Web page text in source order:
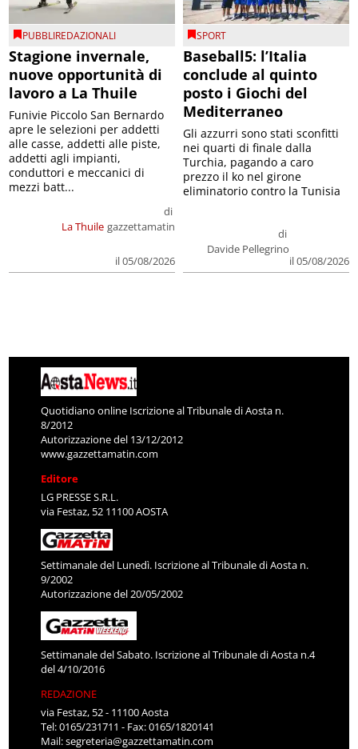
PUBBLIREDAZIONALI
Stagione invernale,
nuove opportunità di
lavoro a La Thuile
La Thuile
di
gazzettamatin
il 05/08/2026
Funivie Piccolo San Bernardo
apre le selezioni per addetti
alle casse, addetti alle piste,
addetti agli impianti,
conduttori e meccanici di
mezzi batt...
SPORT
Baseball5: l’Italia
conclude al quinto
posto i Giochi del
Mediterraneo
di
Davide Pellegrino
il 05/08/2026
Gli azzurri sono stati sconfitti
nei quarti di finale dalla
Turchia, pagando a caro
prezzo il ko nel girone
eliminatorio contro la Tunisia
Quotidiano online Iscrizione al Tribunale di Aosta n.
8/2012
Autorizzazione del 13/12/2012
www.gazzettamatin.com
Editore
LG PRESSE S.R.L.
via Festaz, 52 11100 AOSTA
Settimanale del Lunedì. Iscrizione al Tribunale di Aosta n.
9/2002
Autorizzazione del 20/05/2002
Settimanale del Sabato. Iscrizione al Tribunale di Aosta n.4
del 4/10/2016
REDAZIONE
via Festaz, 52 - 11100 Aosta
Tel: 0165/231711 - Fax: 0165/1820141
Mail:segreteria@gazzettamatin.com